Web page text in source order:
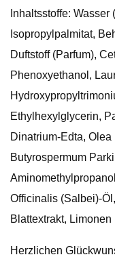
Inhaltsstoffe:
Isopropylpalmitat,
Duftstoff (Parfum),
Phenoxyethanol,
Ethylhexylglycerin,
Dinatrium-Edta,
Butyrospermum
Officinalis (Salbei)-
Blattextrakt, Limonen
Herzlichen